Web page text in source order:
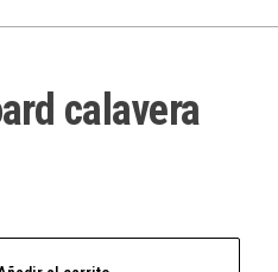
calavera